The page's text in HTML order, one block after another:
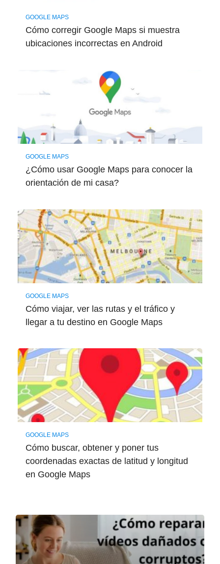
GOOGLE MAPS
Cómo corregir Google Maps si muestra
ubicaciones incorrectas en Android
GOOGLE MAPS
¿Cómo usar Google Maps para conocer la
orientación de mi casa?
GOOGLE MAPS
Cómo viajar, ver las rutas y el tráfico y
llegar a tu destino en Google Maps
GOOGLE MAPS
Cómo buscar, obtener y poner tus
coordenadas exactas de latitud y longitud
en Google Maps